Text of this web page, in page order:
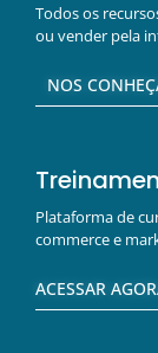
Todos os
ou vender pela
NOS
Plataforma de
commerce e
ACESSAR